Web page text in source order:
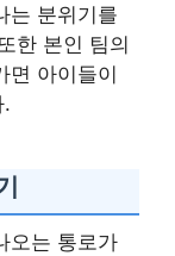
는 분위기를
한 본인 팀의
면 아이들이
.
오는 통로가